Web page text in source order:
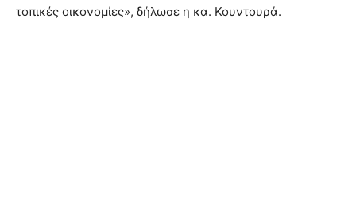
τοπικές οικονομίες», δήλωσε η κα. Κουντουρά.